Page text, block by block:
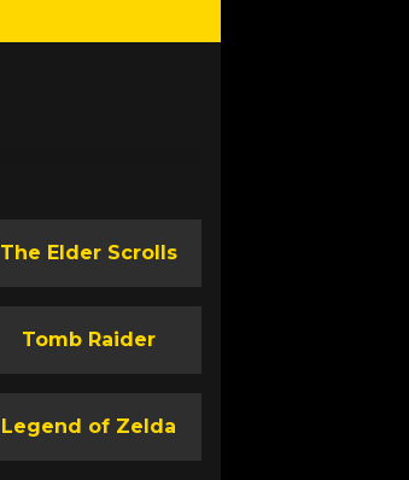
The Elder Scrolls
Tomb Raider
Legend of Zelda